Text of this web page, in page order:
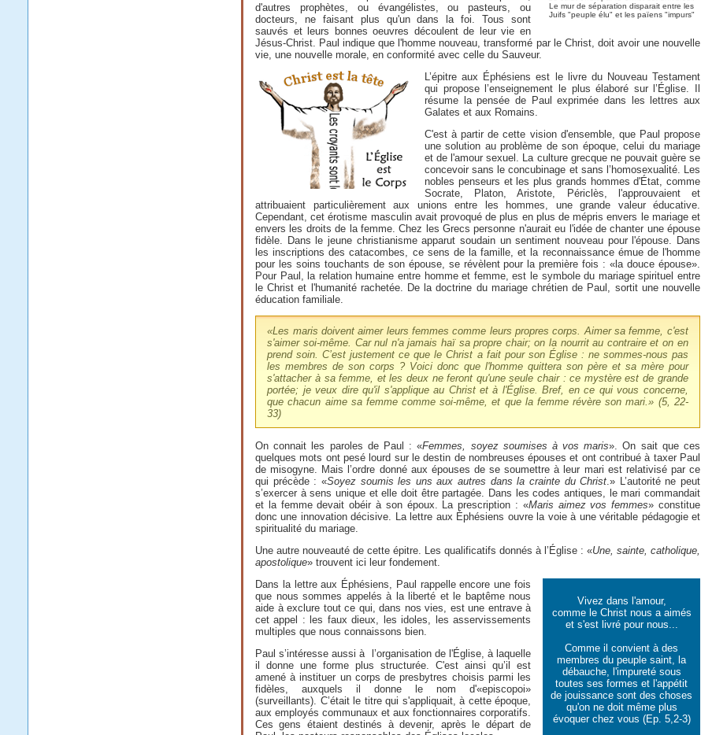
Le mur de séparation disparait entre les
Juifs "peuple élu" et les païens "impurs"
d'autres prophètes, ou évangélistes, ou pasteurs, ou
docteurs, ne faisant plus qu'un dans la foi. Tous sont
sauvés et leurs bonnes oeuvres découlent de leur vie en
Jésus-Christ. Paul indique que l'homme nouveau, transformé par le Christ, doit avoir une nouvelle
vie, une nouvelle morale, en conformité avec celle du Sauveur.
L’épitre aux Éphésiens est le livre du Nouveau Testament
qui propose l’enseignement le plus élaboré sur l’Église. Il
résume la pensée de Paul exprimée dans les lettres aux
Galates et aux Romains.
C'est à partir de cette vision d'ensemble, que Paul propose
une solution au problème de son époque, celui du mariage
et de l'amour sexuel. La culture grecque ne pouvait guère se
concevoir sans le concubinage et sans l’homosexualité. Les
nobles penseurs et les plus grands hommes d'État, comme
Socrate, Platon, Aristote, Périclès, l'approuvaient et
attribuaient particulièrement aux unions entre les hommes, une grande valeur éducative.
Cependant, cet érotisme masculin avait provoqué de plus en plus de mépris envers le mariage et
envers les droits de la femme. Chez les Grecs personne n'aurait eu l'idée de chanter une épouse
fidèle. Dans le jeune christianisme apparut soudain un sentiment nouveau pour l'épouse. Dans
les inscriptions des catacombes, ce sens de la famille, et la reconnaissance émue de l'homme
pour les soins touchants de son épouse, se révèlent pour la première fois : «la douce épouse».
Pour Paul, la relation humaine entre homme et femme, est le symbole du mariage spirituel entre
le Christ et l'humanité rachetée. De la doctrine du mariage chrétien de Paul, sortit une nouvelle
éducation familiale.
«Les maris doivent aimer leurs femmes comme leurs propres corps. Aimer sa femme, c'est
s'aimer soi-même. Car nul n'a jamais haï sa propre chair; on la nourrit au contraire et on en
prend soin. C’est justement ce que le Christ a fait pour son Église : ne sommes-nous pas
les membres de son corps ? Voici donc que l'homme quittera son père et sa mère pour
s'attacher à sa femme, et les deux ne feront qu'une seule chair : ce mystère est de grande
portée; je veux dire qu'il s'applique au Christ et à l'Église. Bref, en ce qui vous concerne,
que chacun aime sa femme comme soi-même, et que la femme révère son mari .» (5, 22-
33)
On connait les paroles de Paul : «Femmes, soyez soumises à vos maris». On sait que ces
quelques mots ont pesé lourd sur le destin de nombreuses épouses et ont contribué à taxer Paul
de misogyne. Mais l’ordre donné aux épouses de se soumettre à leur mari est relativisé par ce
qui précède : «Soyez soumis les uns aux autres dans la crainte du Christ .» L’autorité ne peut
s’exercer à sens unique et elle doit être partagée. Dans les codes antiques, le mari commandait
et la femme devait obéir à son époux. La prescription : «Maris aimez vos femmes» constitue
donc une innovation décisive. La lettre aux Éphésiens ouvre la voie à une véritable pédagogie et
spiritualité du mariage.
Une autre nouveauté de cette épitre. Les qualificatifs donnés à l’Église : «Une, sainte, catholique,
apostolique» trouvent ici leur fondement.
Vivez dans l'amour,
comme le Christ nous a aimés
et s'est livré pour nous...
Comme il convient à des
membres du peuple saint, la
débauche, l'impureté sous
toutes ses formes et l'appétit
de jouissance sont des choses
qu'on ne doit même plus
évoquer chez vous (Ep. 5,2-3)
Dans la lettre aux Éphésiens, Paul rappelle encore une fois
que nous sommes appelés à la liberté et le baptême nous
aide à exclure tout ce qui, dans nos vies, est une entrave à
cet appel : les faux dieux, les idoles, les asservissements
multiples que nous connaissons bien.
Paul s’intéresse aussi à l’organisation de l'Église, à laquelle
il donne une forme plus structurée. C'est ainsi qu’il est
amené à instituer un corps de presbytres choisis parmi les
fidèles, auxquels il donne le nom d'«episcopoi»
(surveillants). C’était le titre qui s'appliquait, à cette époque,
aux employés communaux et aux fonctionnaires corporatifs.
Ces gens étaient destinés à devenir, après le départ de